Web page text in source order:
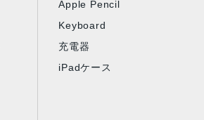
Apple Pencil
Keyboard
充電器
iPadケース